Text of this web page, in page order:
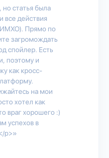
статья была
все действия
Прямо по
загромождать
спойлер. Есть
поэтому и
как кросс-
на мои
хотел как
враг хорошего :)
успехов в
p>»